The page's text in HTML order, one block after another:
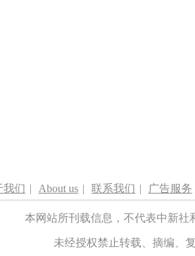
我们 | About us | 联系我们 | 广告服务
本网站所刊载信息，不代表中新
未经授权禁止转载、摘编、